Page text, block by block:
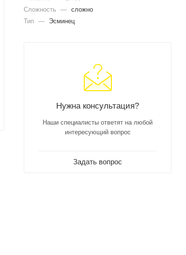
Сложность
— сложно
Тип
— Эсминец
Нужна консультация?
Наши специалисты ответят на любой
интересующий вопрос
Задать вопрос